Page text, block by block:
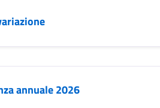
annuale 2026